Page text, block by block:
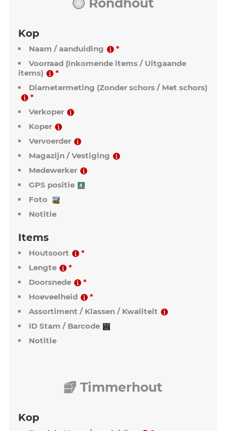
dan eenvoudig, snel en afgestemd
op zijn behoeften.
Rondhout
Kop
Naam / aanduiding
Voorraad (Inkomende items / Uitgaande
items)
Diametermeting (Zonder schors / Met schors)
Verkoper
Koper
Magazijn / Vestiging
Medewerker
GPS positie
Foto
Notitie
Items
Houtsoort
Hoeveelheid
Assortiment / Klassen / Kwaliteit
Notitie